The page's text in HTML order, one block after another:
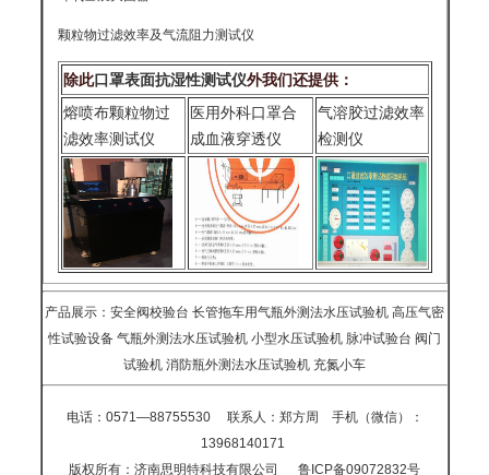
颗粒物过滤效率及气流阻力测试仪
除此口罩表面抗湿性测试仪外我们还提供：
熔喷布颗粒物过
滤效率测试仪
医用外科口罩合
成血液穿透仪
气溶胶过滤效率
检测仪
产品展示： 安全阀校验台 长管拖车用气瓶外测法水压试验机 高压气密
性试验设备 气瓶外测法水压试验机 小型水压试验机 脉冲试验台 阀门
试验机 消防瓶外测法水压试验机 充氮小车
电话：0571—88755530 联系人： 郑方周 手机（微信）：
13968140171
版权所有： 济南思明特科技有限公司 鲁ICP备09072832号